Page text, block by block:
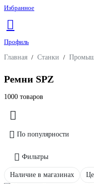
Избранное
Профиль
Главная / Станки /
Ремни SPZ
1000 товаров
По популярности
Фильтры
Наличие в магазинах